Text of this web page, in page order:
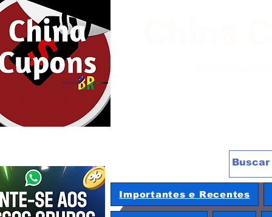
China
Importantes e Recentes